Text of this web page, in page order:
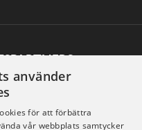
använder
för att förbättra
vår webbplats samtycker